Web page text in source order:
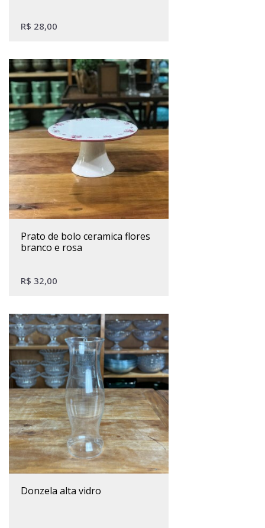
R$ 28,00
prato de bolo ceramica flores
branco e rosa
R$ 32,00
donzela alta vidro